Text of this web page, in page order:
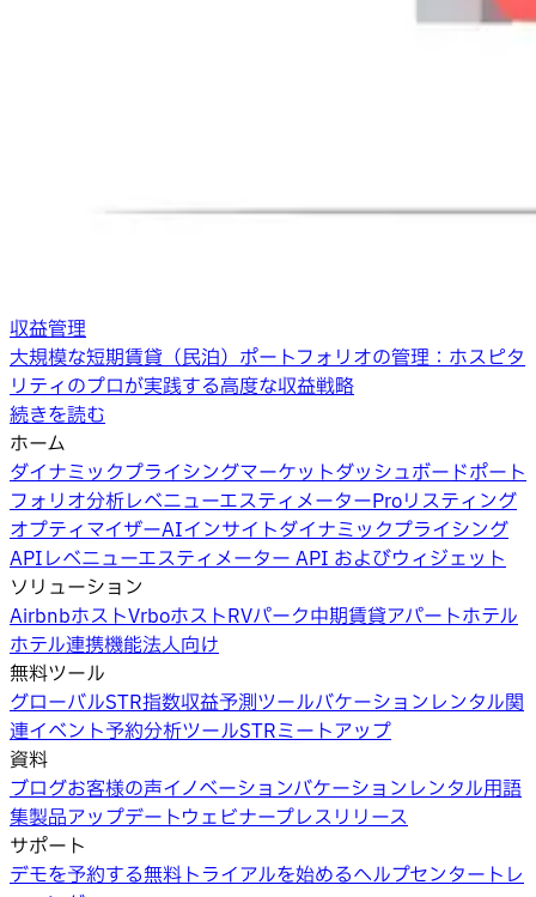
収益管理
大規模な短期賃貸（民泊）ポートフォリオの管理：ホスピタ
リティのプロが実践する高度な収益戦略
続きを読む
ホーム
ダイナミックプライシングマーケットダッシュボードポート
フォリオ分析レベニューエスティメーターProリスティング
オプティマイザーAIインサイトダイナミックプライシング
APIレベニューエスティメーター API およびウィジェット
ソリューション
AirbnbホストVrboホストRVパーク中期賃貸アパートホテル
ホテル連携機能法人向け
無料ツール
グローバルSTR指数収益予測ツールバケーションレンタル関
連イベント予約分析ツールSTRミートアップ
資料
ブログお客様の声イノベーションバケーションレンタル用語
集製品アップデートウェビナープレスリリース
サポート
デモを予約する無料トライアルを始めるヘルプセンタートレ